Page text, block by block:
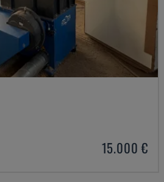
15.000 €